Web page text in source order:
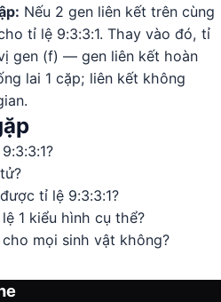
Nếu 2 gen liên kết trên cùng
tỉ lệ 9:3:3:1. Thay vào đó, tỉ
gen (f) — gen liên kết hoàn
lai 1 cặp; liên kết không
tỉ lệ 9:3:3:1?
1 kiểu hình cụ thể?
mọi sinh vật không?